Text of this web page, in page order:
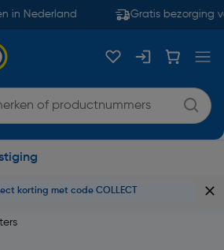
in Nederland Gratis bezorging
korting met code COLLECT